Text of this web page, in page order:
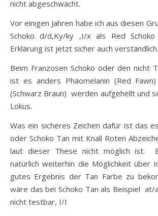
nicht abgeschwächt.
Vor einigen Jahren habe ich aus diesen
Schoko d/d,Ky/ky ,I/x als Red Schoko
Erklärung ist jetzt sicher auch verständlich.
Beim Franzosen Schoko oder den nicht
ist es anders Phäomelanin (Red
(Schwarz Braun) werden aufgehellt und
Lokus.
Was ein sicheres Zeichen dafür ist das
oder Schoko Tan mit Knall Roten
laut dieser These nicht möglich ist.
natürlich weiterhin die Möglichkeit über
gutes Ergebnis der Tan Farbe zu
wäre das bei Schoko Tan als Beispiel
nicht testbar, I/I